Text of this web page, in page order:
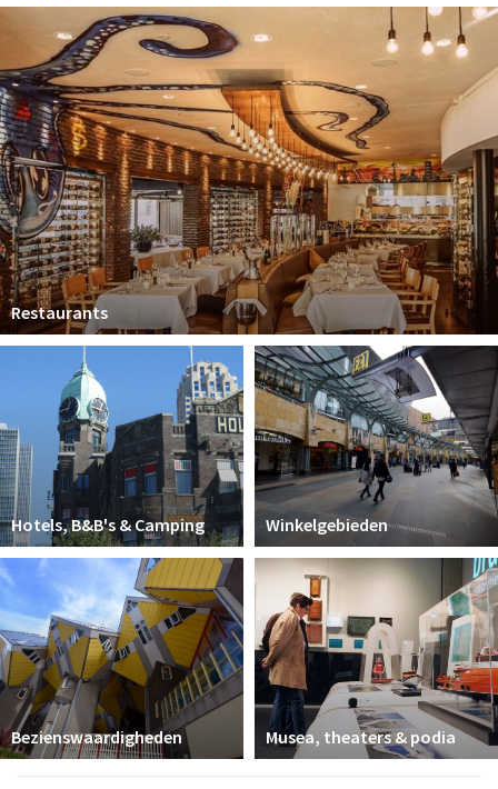
Toeristische routes
Natuurgebieden
Baroniepoorten
Sport
Andere City Apps
Inloggen
Restaurants
Hotels, B&B's & Camping Winkelgebieden
Bezienswaardigheden Musea, theaters & podia